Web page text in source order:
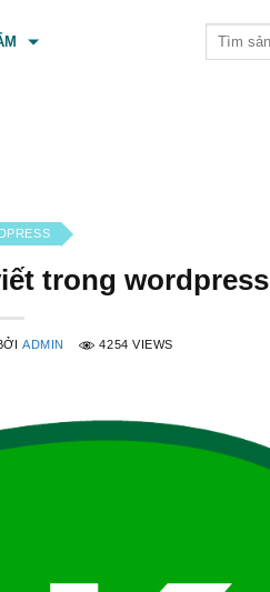
Tìm
trong wordpress
ADMIN 4254 VIEWS